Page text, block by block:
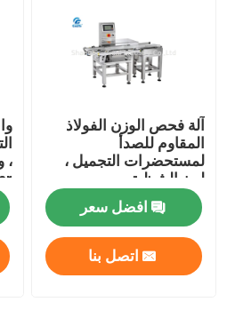
طلاء الأظافر ماكينة
آلة تعبئة الحبر
آلة تعبئة بلسم الشفاه
آلة تعبئة مستحضرات التجميل
آلة ملء الوسائد
آلة فحص الوزن الفولاذ
المقاوم للصدأ
لمستحضرات التجميل ،
لون الشظية
افضل سعر
اتصل بنا
،